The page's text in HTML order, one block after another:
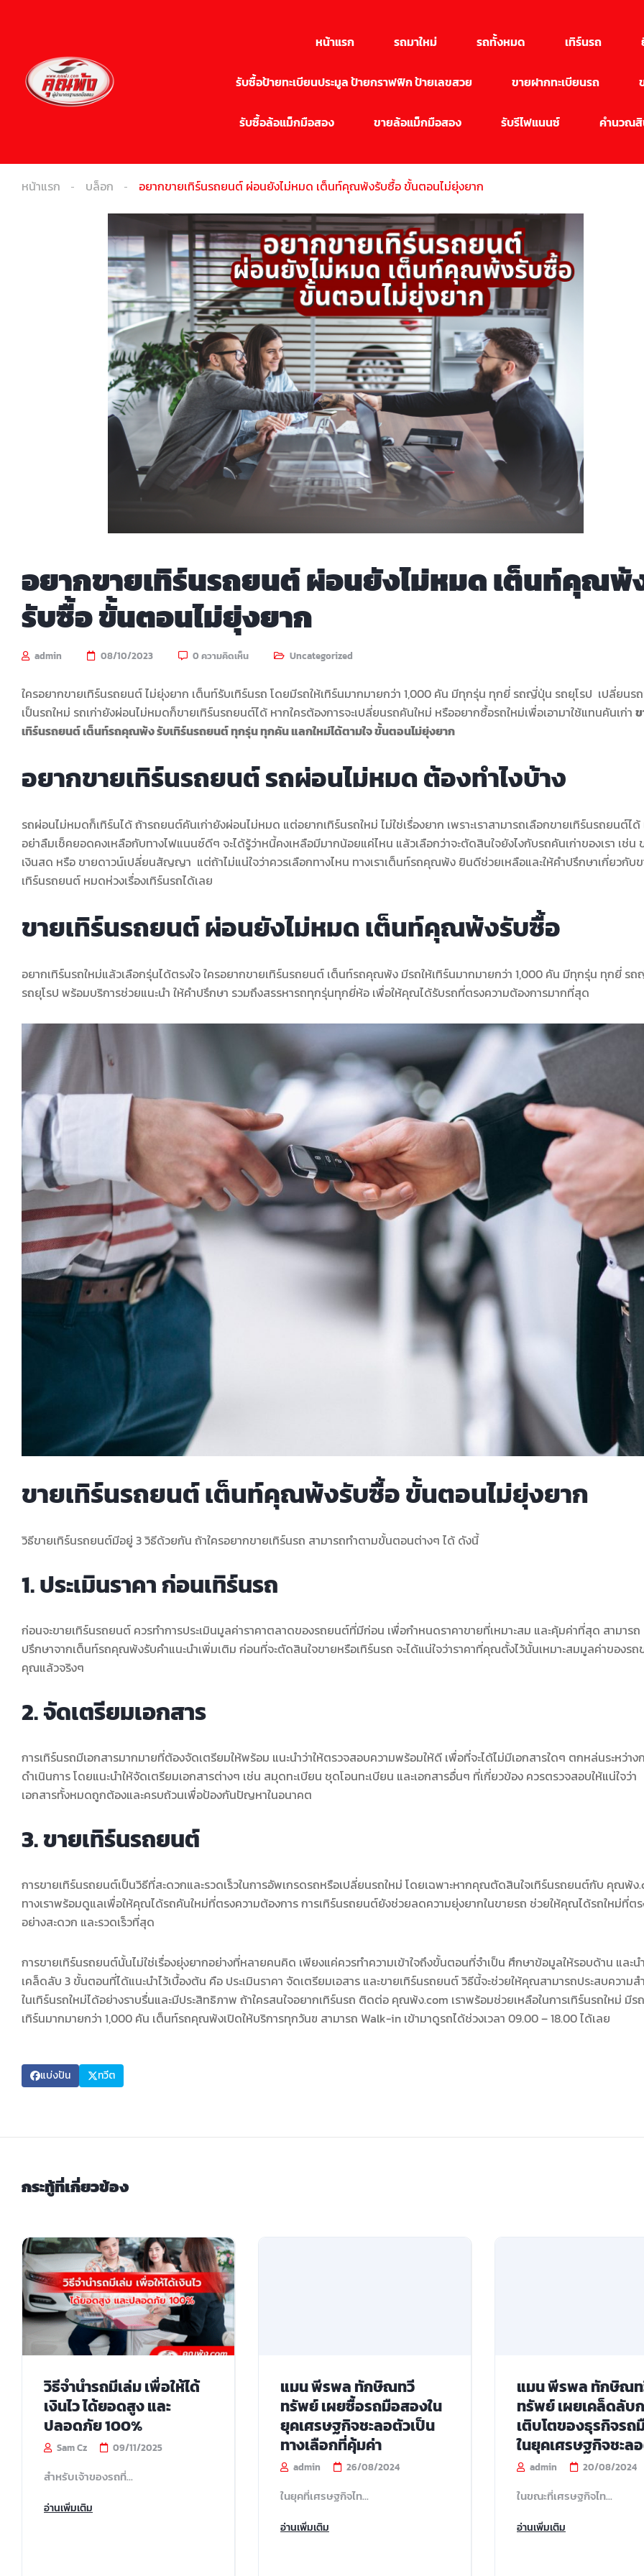
หน้าแรก รถมาใหม่ รถทั้งหมด เทิร์นรถ
รับซื้อป้ายทะเบียนประมูล ป้ายกราฟฟิก ป้ายเลขสวย ขายฝากทะเบียนรถ
รับซื้อล้อแม็กมือสอง ขายล้อแม็กมือสอง รับรีไฟแนนซ์ คำนวณสิ
หน้าแรก บล็อก อยากขายเทิร์นรถยนต์ ผ่อนยังไม่หมด เต็นท์คุณพ้งรับซื้อ ขั้นตอนไม่ยุ่งยาก
อยากขายเทิร์นรถยนต์ ผ่อนยังไม่หมด เต็นท์คุณพ้
รับซื้อ ขั้นตอนไม่ยุ่งยาก
admin 08/10/2023 0 ความคิดเห็น Uncategorized
ใครอยากขายเทิร์นรถยนต์ ไม่ยุ่งยาก เต็นท์รับเทิร์นรถ โดยมีรถให้เทิร์นมากมายกว่า 1,000 คัน มีทุกรุ่น ทุกยี่ รถญี่ปุ่น รถยุโรป เปลี่ยนรถ
เป็นรถใหม่ รถเก่ายังผ่อนไม่หมดก็ขายเทิร์นรถยนต์ได้ หากใครต้องการจะเปลี่ยนรถคันใหม่ หรืออยากซื้อรถใหม่เพื่อเอามาใช้แทนคันเก่า
เทิร์นรถยนต์ เต็นท์รถคุณพ้ง รับเทิร์นรถยนต์ ทุกรุ่น ทุกคัน แลกใหม่ได้ตามใจ ขั้นตอนไม่ยุ่งยาก
อยากขายเทิร์นรถยนต์ รถผ่อนไม่หมด ต้องทำไงบ้าง
รถผ่อนไม่หมดก็เทิร์นได้ ถ้ารถยนต์คันเก่ายังผ่อนไม่หมด แต่อยากเทิร์นรถใหม่ ไม่ใช่เรื่องยาก เพราะเราสามารถเลือกขายเทิร์นรถยนต์ได้
อย่าลืมเช็คยอดคงเหลือกับทางไฟแนนซ์ดีๆ จะได้รู้ว่าหนี้คงเหลือมีมากน้อยแค่ไหน แล้วเลือกว่าจะตัดสินใจยังไงกับรถคันเก่าของเรา เช่น
เงินสด หรือ ขายดาวน์เปลี่ยนสัญญา แต่ถ้าไม่แน่ใจว่าควรเลือกทางไหน ทางเราเต็นท์รถคุณพ้ง ยินดีช่วยเหลือและให้คำปรึกษาเกี่ยวกับ
เทิร์นรถยนต์ หมดห่วงเรื่องเทิร์นรถได้เลย
ขายเทิร์นรถยนต์ ผ่อนยังไม่หมด เต็นท์คุณพ้งรับซื้อ
อยากเทิร์นรถใหม่แล้วเลือกรุ่นได้ตรงใจ ใครอยากขายเทิร์นรถยนต์ เต็นท์รถคุณพ้ง มีรถให้เทิร์นมากมายกว่า 1,000 คัน มีทุกรุ่น ทุกยี่ ร
รถยุโรป พร้อมบริการช่วยแนะนำ ให้คำปรึกษา รวมถึงสรรหารถทุกรุ่นทุกยี่ห้อ เพื่อให้คุณได้รับรถที่ตรงความต้องการมากที่สุด
ขายเทิร์นรถยนต์ เต็นท์คุณพ้งรับซื้อ ขั้นตอนไม่ยุ่งยาก
วิธีขายเทิร์นรถยนต์มีอยู่ 3 วิธีด้วยกัน ถ้าใครอยากขายเทิร์นรถ สามารถทำตามขั้นตอนต่างๆ ได้ ดังนี้
1. ประเมินราคา ก่อนเทิร์นรถ
ก่อนจะขายเทิร์นรถยนต์ ควรทำการประเมินมูลค่าราคาตลาดของรถยนต์ที่มีก่อน เพื่อกำหนดราคาขายที่เหมาะสม และคุ้มค่าที่สุด สามารถ
ปรึกษาจากเต็นท์รถคุณพ้งรับคำแนะนำเพิ่มเติม ก่อนที่จะตัดสินใจขายหรือเทิร์นรถ จะได้แน่ใจว่าราคาที่คุณตั้งไว้นั้นเหมาะสมมูลค่าของรถ
คุณแล้วจริงๆ
2. จัดเตรียมเอกสาร
การเทิร์นรถมีเอกสารมากมายที่ต้องจัดเตรียมให้พร้อม แนะนำว่าให้ตรวจสอบความพร้อมให้ดี เพื่อที่จะได้ไม่มีเอกสารใดๆ ตกหล่นระหว่าง
ดำเนินการ โดยแนะนำให้จัดเตรียมเอกสารต่างๆ เช่น สมุดทะเบียน ชุดโอนทะเบียน และเอกสารอื่นๆ ที่เกี่ยวข้อง ควรตรวจสอบให้แน่ใจว่า
เอกสารทั้งหมดถูกต้องและครบถ้วนเพื่อป้องกันปัญหาในอนาคต
3. ขายเทิร์นรถยนต์
การขายเทิร์นรถยนต์เป็นวิธีที่สะดวกและรวดเร็วในการอัพเกรดรถหรือเปลี่ยนรถใหม่ โดยเฉพาะหากคุณตัดสินใจเทิร์นรถยนต์กับ คุณพ้ง
ทางเราพร้อมดูแลเพื่อให้คุณได้รถคันใหม่ที่ตรงความต้องการ การเทิร์นรถยนต์ยังช่วยลดความยุ่งยากในขายรถ ช่วยให้คุณได้รถใหม่ที่ตร
อย่างสะดวก และรวดเร็วที่สุด
การขายเทิร์นรถยนต์นั้นไม่ใช่เรื่องยุ่งยากอย่างที่หลายคนคิด เพียงแค่ควรทำความเข้าใจถึงขั้นตอนที่จำเป็น ศึกษาข้อมูลให้รอบด้าน และนำ
เคล็ดลับ 3 ขั้นตอนที่ได้แนะนำไว้เบื้องต้น คือ ประเมินราคา จัดเตรียมเอสาร และขายเทิร์นรถยนต์ วิธีนี้จะช่วยให้คุณสามารถประสบความส
ในเทิร์นรถใหม่ได้อย่างราบรื่นและมีประสิทธิภาพ ถ้าใครสนใจอยากเทิร์นรถ ติดต่อ คุณพ้ง.com เราพร้อมช่วยเหลือในการเทิร์นรถใหม่ มีร
เทิร์นมากมายกว่า 1,000 คัน เต็นท์รถคุณพ้งเปิดให้บริการทุกวันฃ สามารถ Walk-in เข้ามาดูรถได้ช่วงเวลา 09.00 – 18.00 ได้เลย
แบ่งปัน ทวีต
กระทู้ที่เกี่ยวข้อง
วิธีจำนำรถมีเล่ม เพื่อให้ได้
เงินไว ได้ยอดสูง และ
ปลอดภัย 100%
Sam Cz 09/11/2025
สำหรับเจ้าของรถที่...
อ่านเพิ่มเติม
แมน พีรพล ทักษิณทวี
ทรัพย์ เผยซื้อรถมือสองใน
ยุคเศรษฐกิจชะลอตัวเป็น
ทางเลือกที่คุ้มค่า
admin 26/08/2024
ในยุคที่เศรษฐกิจไท...
อ่านเพิ่มเติม
แมน พีรพล ทักษิณ
ทรัพย์ เผยเคล็ดลับ
เติบโตของธุรกิจรถ
ในยุคเศรษฐกิจชะล
admin 20/08/2024
ในขณะที่เศรษฐกิจไท...
อ่านเพิ่มเติม